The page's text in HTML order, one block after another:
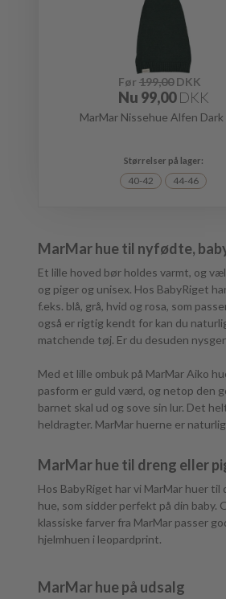
Før 199,00DKK
Nu 99,00 DKK
MarMar Nissehue Alfen Dark
40-42 44-46
MarMar hue til nyfødte,
Et lille hoved bør holdes varmt, og
og piger og unisex. Hos BabyRiget
f.eks. blå, grå, hvid og rosa, som
også er rigtig kendt for kan du
matchende tøj. Er du desuden
Med et lille ombuk på MarMar Aiko
pasform er guld værd, og netop den
barnet skal ud og sove sin lur. Det
heldragter. MarMar huerne er
MarMar hue til dreng eller
Hos BabyRiget har vi MarMar huer
hue, som sidder perfekt på din baby.
klassiske farver fra MarMar passer
hjelmhuen i leopardprint.
MarMar hue på udsalg